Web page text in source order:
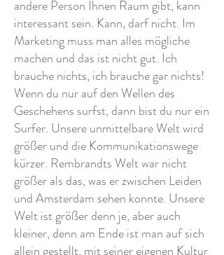
andere Person Ihnen Raum gibt, kann
interessant sein. Kann, darf nicht. Im
Marketing muss man alles mögliche
machen und das ist nicht gut. Ich
brauche nichts, ich brauche gar nichts!
Wenn du nur auf den Wellen des
Geschehens surfst, dann bist du nur ein
Surfer. Unsere unmittelbare Welt wird
größer und die Kommunikationswege
kürzer. Rembrandts Welt war nicht
größer als das, was er zwischen Leiden
und Amsterdam sehen konnte. Unsere
Welt ist größer denn je, aber auch
kleiner, denn am Ende ist man auf sich
allein gestellt, mit seiner eigenen Kultur